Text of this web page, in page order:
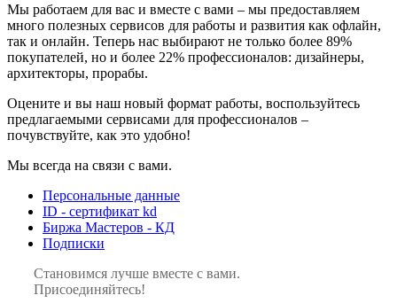
Мы работаем для вас и вместе с вами – мы предоставляем
много полезных сервисов для работы и развития как офлайн,
так и онлайн. Теперь нас выбирают не только более 89%
покупателей, но и более 22% профессионалов: дизайнеры,
архитекторы, прорабы.
Оцените и вы наш новый формат работы, воспользуйтесь
предлагаемыми сервисами для профессионалов –
почувствуйте, как это удобно!
Мы всегда на связи с вами.
Персональные данные
ID - сертификат kd
Биржа Мастеров - КД
Подписки
Становимся лучше вместе с вами.
Присоединяйтесь!